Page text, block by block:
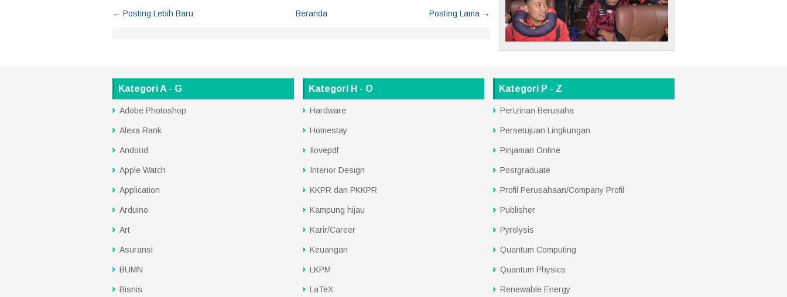
← Posting Lebih Baru Posting Lama →
Beranda
Kategori A - G
Adobe Photoshop
Alexa Rank
Andorid
Apple Watch
Application
Arduino
Art
Asuransi
BUMN
Bisnis
Kategori H - O
Hardware
Homestay
Ilovepdf
Interior Design
KKPR dan PKKPR
Kampung hijau
Karir/Career
Keuangan
LKPM
LaTeX
Kategori P - Z
Perizinan Berusaha
Persetujuan Lingkungan
Pinjaman Online
Postgraduate
Profil Perusahaan/Company Profil
Publisher
Pyrolysis
Quantum Computing
Quantum Physics
Renewable Energy